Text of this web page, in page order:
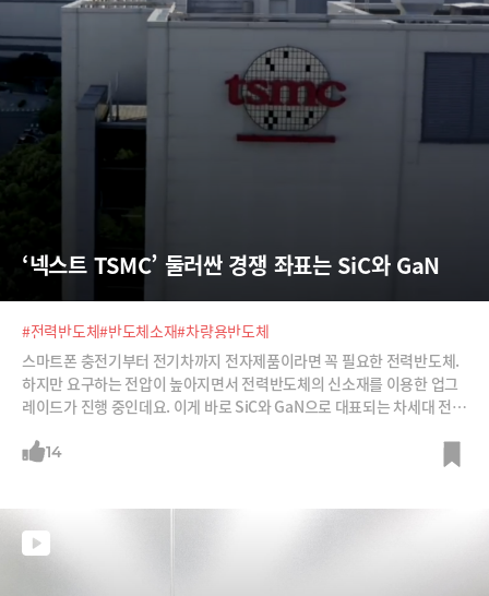
‘넥스트 TSMC’ 둘러싼 경쟁 좌표는 SiC와 GaN
#전력반도체#반도체소재#차량용반도체
스마트폰 충전기부터 전기차까지 전자제품이라면 꼭 필요한 전력반도체.
하지만 요구하는 전압이 높아지면서 전력반도체의 신소재를 이용한 업그
레이드가 진행 중인데요. 이게 바로 SiC와 GaN으로 대표되는 차세대 전력
스트 TSMC’가 될 가능성도 높다고 하죠. 기업들은 물론이고 전 세계 주요
14